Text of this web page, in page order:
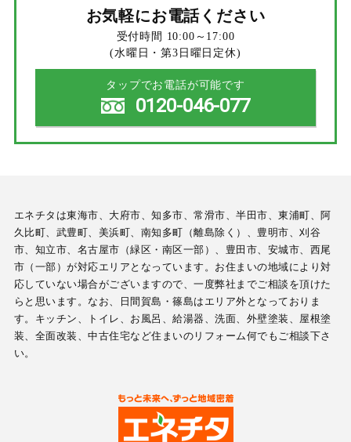
お気軽にお電話ください
受付時間 10:00～17:00
(水曜日・第3日曜日定休)
タップでお電話が可能です
0120-046-077
エネチタは東海市、大府市、知多市、常滑市、半田市、東浦町、阿
久比町、武豊町、美浜町、南知多町（離島除く）、豊明市、刈谷
市、知立市、名古屋市（緑区・南区一部）、豊田市、安城市、西尾
市（一部）が対応エリアとなっています。お住まいの地域により対
応していない場合がございますので、一度弊社までご相談を頂けた
らと思います。なお、日間賀島・篠島はエリア外となっておりま
す。キッチン、トイレ、お風呂、給湯器、洗面、外壁塗装、屋根塗
装、全面改装、中古住宅など住まいのリフォーム何でもご相談下さ
い。